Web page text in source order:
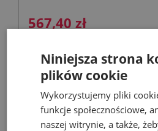
567,40 zł
Niniejsza strona
plików cookie
Wykorzystujemy pliki
funkcje społecznościowe,
naszej witrynie, a także,